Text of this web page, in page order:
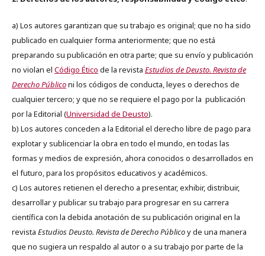
a) Los autores garantizan que su trabajo es original; que no ha sido
publicado en cualquier forma anteriormente; que no está
preparando su publicación en otra parte; que su envío y publicación
no violan el Código Ético de la revista Estudios de Deusto. Revista de
Derecho Públiconi los códigos de conducta, leyes o derechos de
cualquier tercero; y que no se requiere el pago por la publicación
por la Editorial (Universidad de Deusto).
b) Los autores conceden a la Editorial el derecho libre de pago para
explotar y sublicenciar la obra en todo el mundo, en todas las
formas y medios de expresión, ahora conocidos o desarrollados en
el futuro, para los propósitos educativos y académicos.
c) Los autores retienen el derecho a presentar, exhibir, distribuir,
desarrollar y publicar su trabajo para progresar en su carrera
científica con la debida anotación de su publicación original en la
revista Estudios Deusto. Revista de Derecho Públicoy de una manera
que no sugiera un respaldo al autor o a su trabajo por parte de la